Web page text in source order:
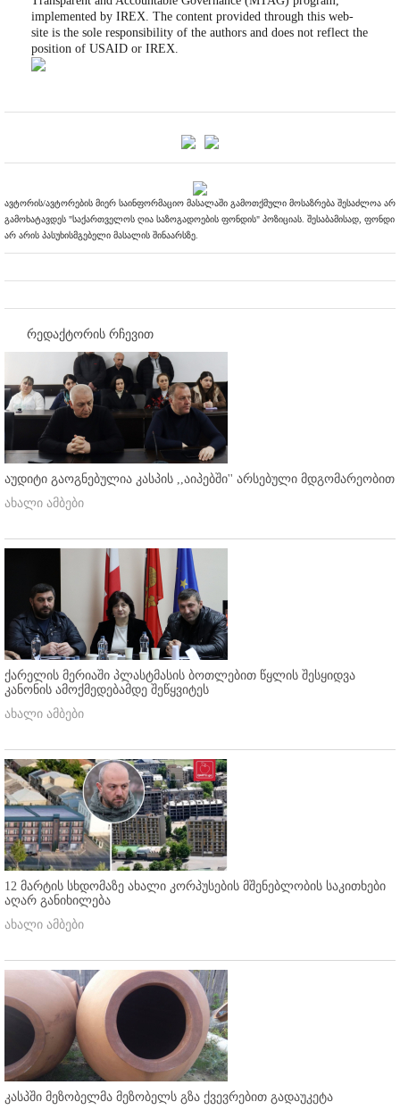
implemented by IREX. The content provided through this web-
site is the sole responsibility of the authors and does not reflect the
position of USAID or IREX.
ავტორის/ავტორების მიერ საინფორმაციო მასალაში გამოთქმული მოსაზრება შესაძლოა არ
გამოხატავდეს "საქართველოს ღია საზოგადოების ფონდის" პოზიციას. შესაბამისად, ფონდი
არ არის პასუხისმგებელი მასალის შინაარსზე.
რედაქტორის რჩევით
აუდიტი გაოგნებულია კასპის ,,აიპებში'' არსებული მდგომარეობით
ახალი ამბები
ქარელის მერიაში პლასტმასის ბოთლებით წყლის შესყიდვა
კანონის ამოქმედებამდე შეწყვიტეს
ახალი ამბები
12 მარტის სხდომაზე ახალი კორპუსების მშენებლობის საკითხები
აღარ განიხილება
ახალი ამბები
კასპში მეზობელმა მეზობელს გზა ქვევრებით გადაუკეტა